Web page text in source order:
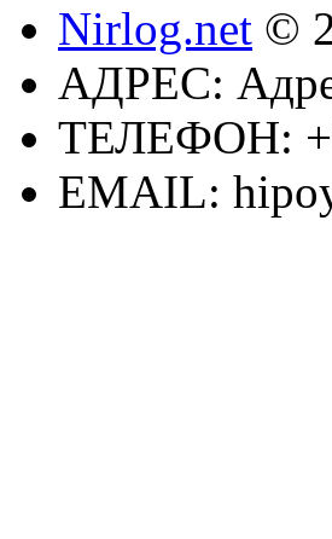
Nirlog.net ©
АДРЕС:
ТЕЛЕФОН:
EMAIL: